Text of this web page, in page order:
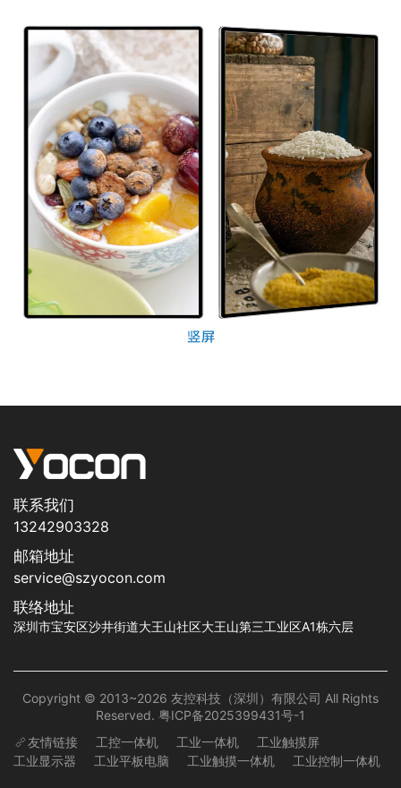
联系我们
13242903328
邮箱地址
service@szyocon.com
联络地址
深圳市宝安区沙井街道大王山社区大王山第三工业区A1栋六层
Copyright © 2013~2026 友控科技（深圳）有限公司 All Rights
Reserved. 粤ICP备2025399431号-1
友情链接
工控一体机 工业一体机
工业触摸屏
工业显示器
工业平板电脑 工业触摸一体机 工业控制一体机